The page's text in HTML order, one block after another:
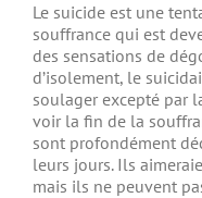
Le suicide est une
souffrance qui est
des sensations de
d’isolement, le
soulager excepté par
voir la fin de la
sont profondément
leurs jours. Ils
mais ils ne peuvent